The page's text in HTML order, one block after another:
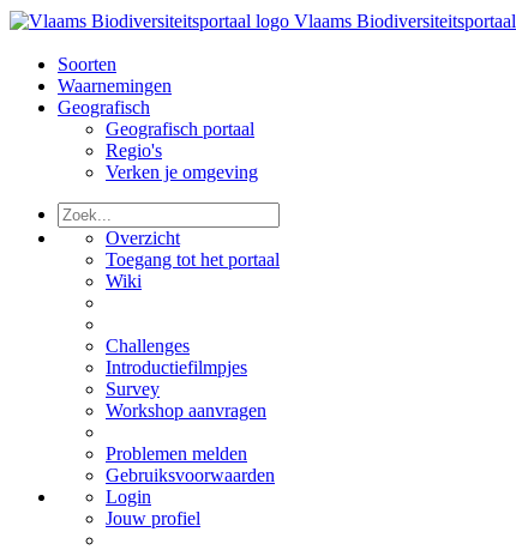
Vlaams Biodiversiteitsportaal
Soorten
Waarnemingen
Geografisch
Geografisch portaal
Regio's
Verken je omgeving
Overzicht
Toegang tot het portaal
Wiki
Challenges
Introductiefilmpjes
Survey
Workshop aanvragen
Problemen melden
Gebruiksvoorwaarden
Login
Jouw profiel